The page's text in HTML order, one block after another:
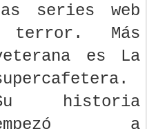
series web
terror.
Más
es La
historia
a